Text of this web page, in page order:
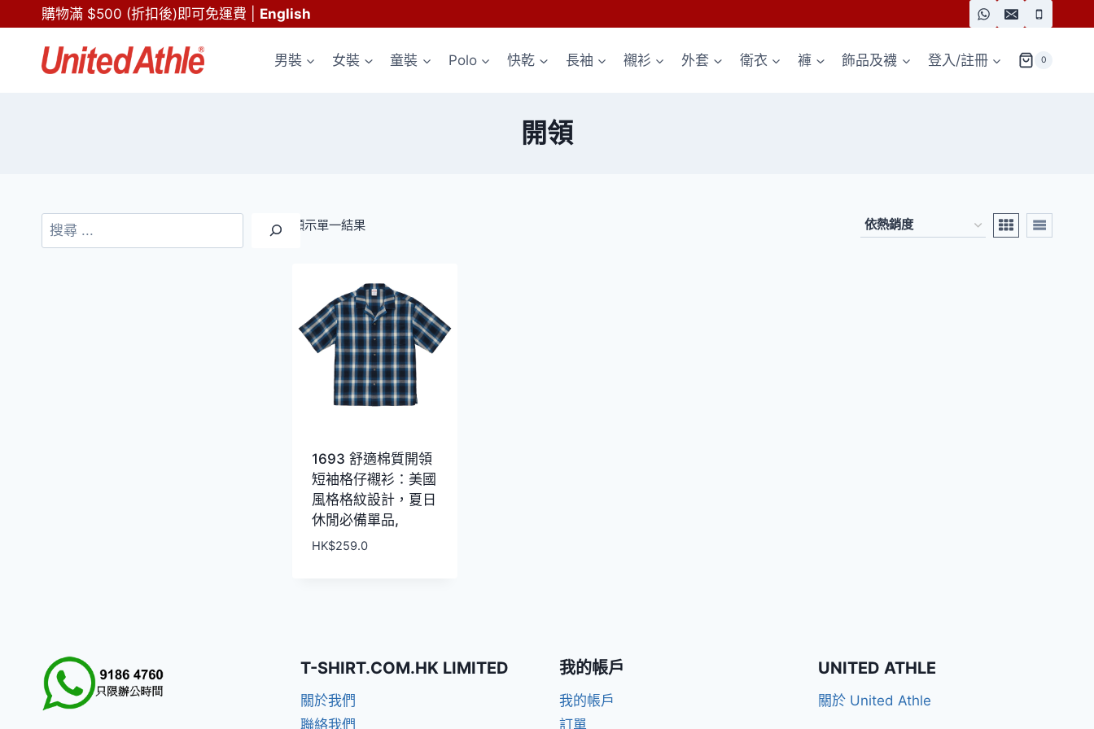
to
content
購物滿 $500 (折扣後)即可免運費 English
男裝 女裝 童裝 Polo 快乾 長袖 襯衫 外套 衛衣 褲 飾品及襪 登入/註冊 0
開領
顯示單一結果
1693 舒適棉質開領
短袖格仔襯衫：美國
風格格紋設計，夏日
休閒必備單品,
HK$259.0
搜
尋
T-SHIRT.COM.HK LIMITED
關於我們
聯絡我們
我的帳戶
我的帳戶
訂單
UNITED ATHLE
關於 United Athle